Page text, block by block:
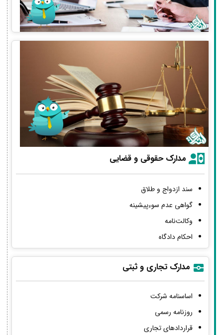
مدارک حقوقی و قضایی
سند ازدواج و طلاق
گواهی عدم سوءپیشینه
وکالت‌نامه
احکام دادگاه
مدارک تجاری و ثبتی
اساسنامه شرکت
روزنامه رسمی
قراردادهای تجاری